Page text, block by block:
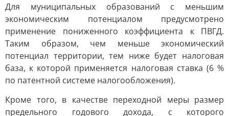
Для муниципальных образований с меньшим
экономическим потенциалом предусмотрено
применение пониженного коэффициента к ПВГД.
Таким образом, чем меньше экономический
потенциал территории, тем ниже будет налоговая
база, к которой применяется налоговая ставка (6 %
по патентной системе налогообложения).
Кроме того, в качестве переходной меры размер
предельного годового дохода, с которого